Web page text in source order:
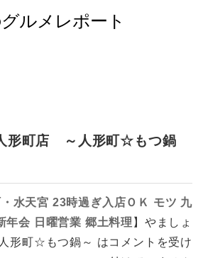
形町店 ～人形町☆もつ鍋
水天宮 23時過ぎ入店ＯＫ モツ 九
年会 日曜営業 郷土料理 】 やましょ
形町☆もつ鍋～ はコメントを受け